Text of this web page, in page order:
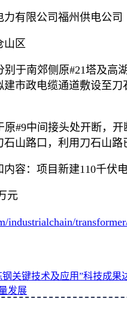
有限公司福州供电公司
山区
别于南郊侧原#21塔及
市政电缆通道敷设至
原#9中间接头处开断，
山路口，利用刀石山
容：项目新建110千伏
元
industrialchain/
关键技术及应用”科技成果
发展